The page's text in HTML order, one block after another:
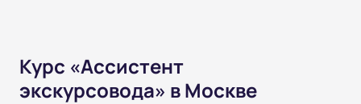
Курс «Ассистент
экскурсовода» в Москве